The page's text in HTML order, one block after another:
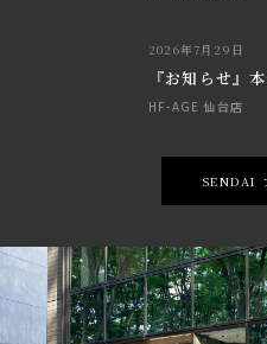
2026年7月29日
『お知らせ』
HF-AGE 仙台店
SENDAI